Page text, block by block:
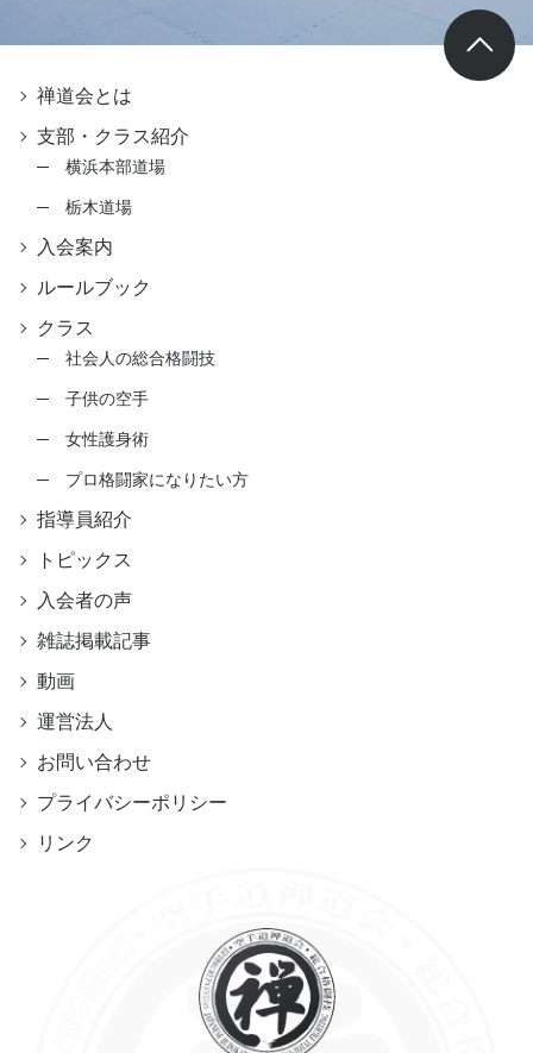
禅道会とは
支部・クラス紹介
横浜本部道場
栃木道場
入会案内
ルールブック
クラス
社会人の総合格闘技
子供の空手
女性護身術
プロ格闘家になりたい方
指導員紹介
トピックス
入会者の声
雑誌掲載記事
動画
運営法人
お問い合わせ
プライバシーポリシー
リンク